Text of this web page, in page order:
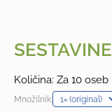
SESTAVINE
Količina: Za 10 oseb
Množilnik: